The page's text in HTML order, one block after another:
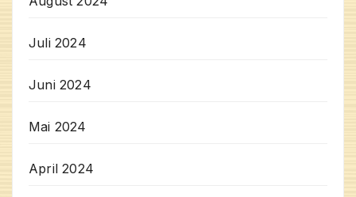
Juli 2024
Juni 2024
Mai 2024
April 2024